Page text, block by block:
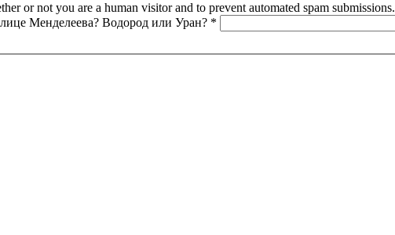
or not you are a human visitor and to prevent automated spam submissions.
Менделеева? Водород или Уран? *